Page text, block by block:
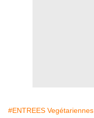
#ENTREES Vegétariennes